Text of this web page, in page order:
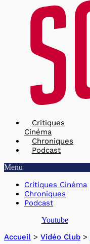
Critiques
Cinéma
Chroniques
Podcast
Menu
Critiques Cinéma
Chroniques
Podcast
Youtube
Accueil > Vidéo Club >